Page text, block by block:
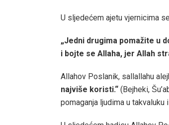
U sljedećem ajetu vjernicima
„Jedni drugima pomažite u
i bojte se Allaha, jer Allah
Allahov Poslanik, sallallahu
najviše koristi.“ (Bejheki,
pomaganja ljudima u takvaluku